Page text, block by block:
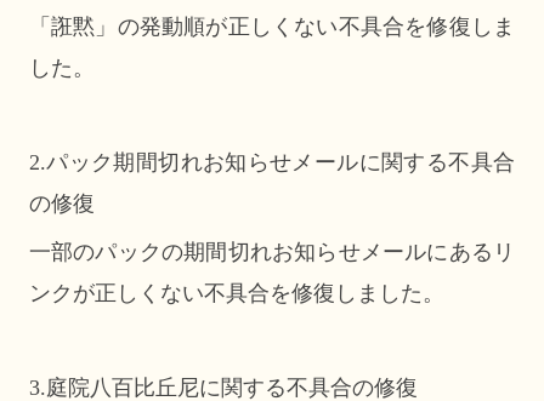
「誑黙」の発動順が正しくない不具合を修復しま
した。
2.パック期間切れお知らせメールに関する不具合
の修復
一部のパックの期間切れお知らせメールにあるリ
ンクが正しくない不具合を修復しました。
3.庭院八百比丘尼に関する不具合の修復